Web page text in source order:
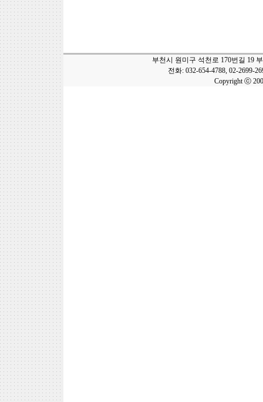
부천시 원미구 석천로 170번길 19
전화: 032-654-4788, 02-2699-
Copyright ⓒ